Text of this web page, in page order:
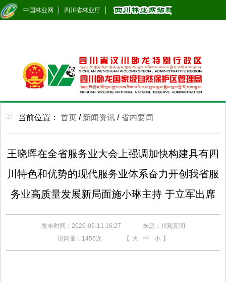
中国林业网 四川省林业厅
当前位置： 首页 / 新闻资讯 /省内要闻
王晓晖在全省服务业大会上强调加快构建具有四
川特色和优势的现代服务业体系奋力开创我省服
务业高质量发展新局面施小琳主持 于立军出席
发布时间：2026-06-11 16:27
来源：川观新闻
访问量： 1456次 【 大 中 小 】